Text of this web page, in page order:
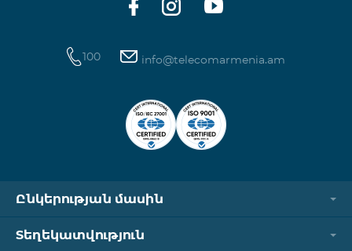
100 info@telecomarmenia.am
Ընկերության մասին
Տեղեկատվություն